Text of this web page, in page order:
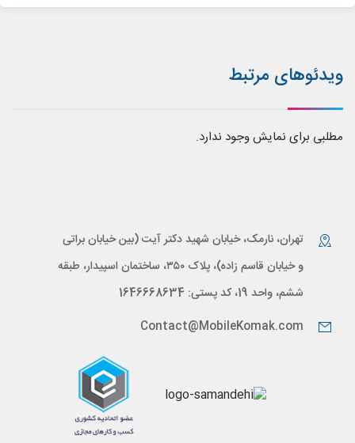
ویدئوهای مرتبط
مطلبی برای نمایش وجود ندارد.
تهران، نارمک، خیابان شهید دکتر آیت (بین خیابان براتی
و خیابان قاسم زاده)، پلاک ۳۵۰، ساختمان اسپیدار، طبقه
ششم، واحد 19، کد پستی: 1646668634
Contact@MobileKomak.com